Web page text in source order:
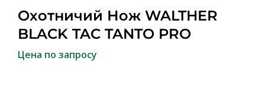
Охотничий Нож WALTHER
BLACK TAC TANTO PRO
Цена по запросу